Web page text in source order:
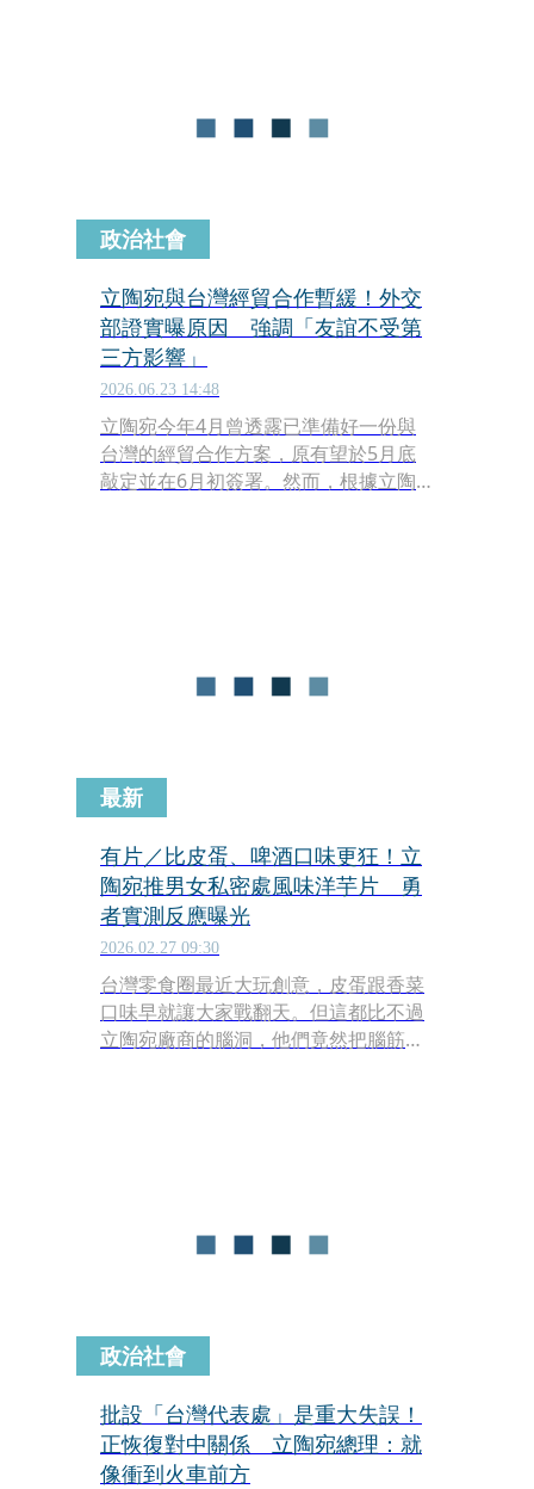
政治社會
立陶宛與台灣經貿合作暫緩！外交
部證實曝原因 強調「友誼不受第
三方影響」
2026.06.23 14:48
立陶宛今年4月曾透露已準備好一份與
台灣的經貿合作方案，原有望於5月底
敲定並在6月初簽署。然而，根據立陶
注，隨著立陶宛新任總理魯吉尼涅
（Inga Ruginiene）上任後積極尋求恢
處」，有意尋求兩國關係正常化。
最新
有片／比皮蛋、啤酒口味更狂！立
陶宛推男女私密處風味洋芋片 勇
者實測反應曝光
2026.02.27 09:30
台灣零食圈最近大玩創意，皮蛋跟香菜
口味早就讓大家戰翻天。但這都比不過
立陶宛廠商的腦洞，他們竟然把腦筋動
政治社會
批設「台灣代表處」是重大失誤！
正恢復對中關係 立陶宛總理：就
像衝到火車前方